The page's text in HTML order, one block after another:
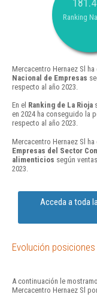
Ranking
Mercacentro Hernaez Sl
Nacional de Empresas
respecto al año 2023.
En el Ranking de La Rioja
en 2024 ha conseguido la
respecto al año 2023.
Mercacentro Hernaez Sl
Empresas del Sector
alimenticios según
2023.
Acceda a toda
Evolución
A continuación le
Mercacentro Hernaez Sl